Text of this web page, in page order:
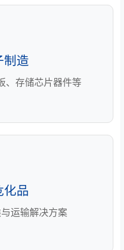
制造
、存储芯片器件等
化品
运输解决方案